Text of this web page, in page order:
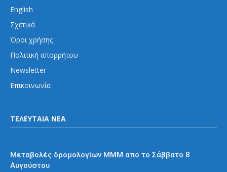
English
Σχετικά
Όροι χρήσης
Πολιτική απορρήτου
Newsletter
Επικοινωνία
ΤΕΛΕΥΤΑΙΑ ΝΕΑ
Μεταβολές δρομολογίων ΜΜΜ από το Σάββατο 8
Αυγούστου